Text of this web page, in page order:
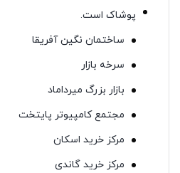
پوشاک است.
ساختمان نگین آفریقا
سرخه بازار
بازار بزرگ میرداماد
مجتمع کامپیوتر پایتخت
مرکز خرید اسکان
مرکز خرید گاندی